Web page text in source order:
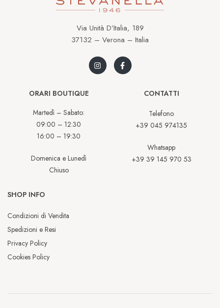
Via Unità D’Italia, 189
37132 – Verona – Italia
ORARI BOUTIQUE
Martedì – Sabato:
09:00 – 12:30
16:00 – 19:30
Domenica e Lunedì
Chiuso
CONTATTI
Telefono
+39 045 974135
Whatsapp
+39 39 145 970 53
SHOP INFO
Condizioni di Vendita
Spedizioni e Resi
Privacy Policy
Cookies Policy